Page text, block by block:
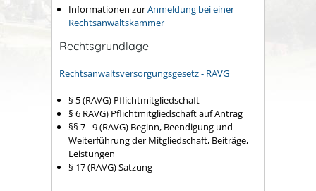
Informationen zurAnmeldung bei einer
Rechtsanwaltskammer
Rechtsgrundlage
Rechtsanwaltsversorgungsgesetz - RAVG
§ 5(RAVG) Pflichtmitgliedschaft
§ 6 RAVG) Pflichtmitgliedschaft auf Antrag
§§ 7 - 9 (RAVG) Beginn, Beendigung und
Weiterführung der Mitgliedschaft, Beiträge,
Leistungen
§ 17 (RAVG) Satzung